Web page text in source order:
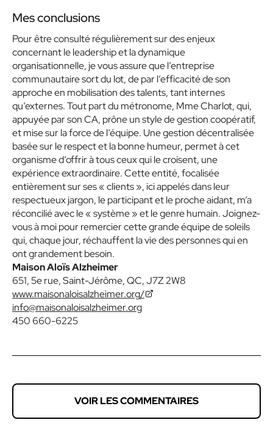
Mes conclusions
Pour être consulté régulièrement sur des enjeux
concernant le leadership et la dynamique
organisationnelle, je vous assure que l’entreprise
communautaire sort du lot, de par l’efficacité de son
approche en mobilisation des talents, tant internes
qu’externes. Tout part du métronome, Mme Charlot, qui,
appuyée par son CA, prône un style de gestion coopératif,
et mise sur la force de l’équipe. Une gestion décentralisée
basée sur le respect et la bonne humeur, permet à cet
organisme d’offrir à tous ceux qui le croisent, une
expérience extraordinaire. Cette entité, focalisée
entièrement sur ses « clients », ici appelés dans leur
respectueux jargon, le participant et le proche aidant, m’a
réconcilié avec le « système » et le genre humain. Joignez-
vous à moi pour remercier cette grande équipe de soleils
qui, chaque jour, réchauffent la vie des personnes qui en
ont grandement besoin.
Maison Aloïs Alzheimer
651, 5e rue, Saint-Jérôme, QC, J7Z 2W8
www.maisonaloisalzheimer.org/
info@maisonaloisalzheimer.org
450 660-6225
VOIR LES COMMENTAIRES